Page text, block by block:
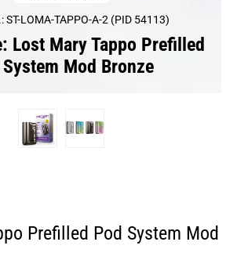
ST-LOMA-TAPPO-A-2 (PID 54113)
Lost Mary Tappo Prefilled
Mod Bronze
Prefilled Pod System Mod